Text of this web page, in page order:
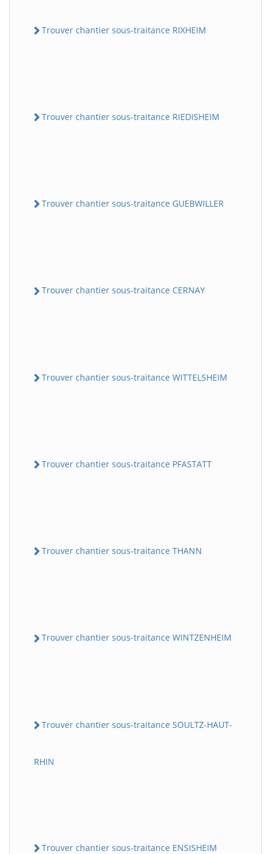
Trouver chantier sous-traitance RIXHEIM
Trouver chantier sous-traitance RIEDISHEIM
Trouver chantier sous-traitance GUEBWILLER
Trouver chantier sous-traitance CERNAY
Trouver chantier sous-traitance WITTELSHEIM
Trouver chantier sous-traitance PFASTATT
Trouver chantier sous-traitance THANN
Trouver chantier sous-traitance WINTZENHEIM
Trouver chantier sous-traitance SOULTZ-HAUT-
RHIN
Trouver chantier sous-traitance ENSISHEIM